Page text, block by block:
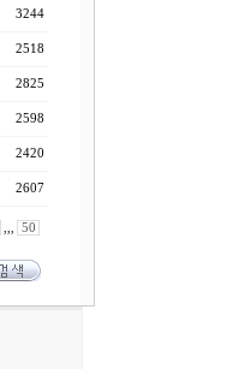
3244
2518
2825
2598
2420
2607
,,, 50